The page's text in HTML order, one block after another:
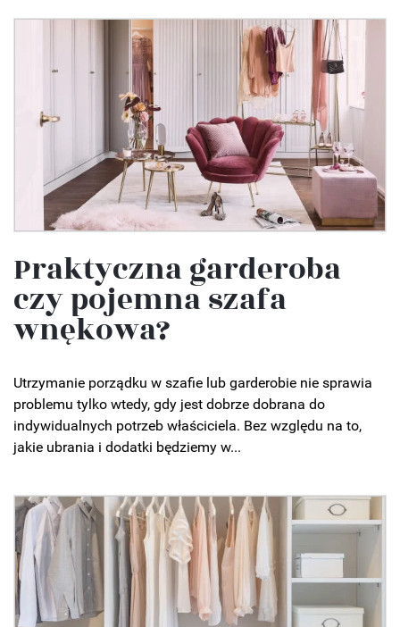
Praktyczna garderoba
czy pojemna szafa
wnękowa?
Utrzymanie porządku w szafie lub garderobie nie sprawia
problemu tylko wtedy, gdy jest dobrze dobrana do
indywidualnych potrzeb właściciela. Bez względu na to,
jakie ubrania i dodatki będziemy w...